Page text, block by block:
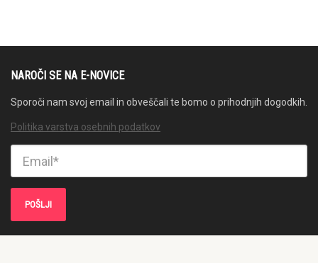
NAROČI SE NA E-NOVICE
Sporoči nam svoj email in obveščali te bomo o prihodnjih dogodkih.
Politika varstva osebnih podatkov